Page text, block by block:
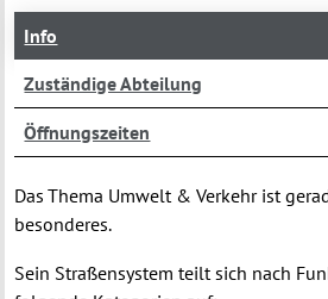
Info
Zuständige Abteilung
Öffnungszeiten
Das Thema Umwelt & Verkehr ist
besonderes.
Sein Straßensystem teilt sich nach